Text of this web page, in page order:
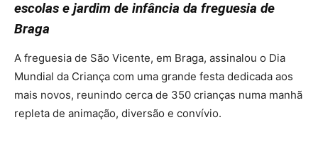
escolas e jardim de infância da freguesia de
Braga
A freguesia de São Vicente, em Braga, assinalou o Dia
Mundial da Criança com uma grande festa dedicada aos
mais novos, reunindo cerca de 350 crianças numa manhã
repleta de animação, diversão e convívio.